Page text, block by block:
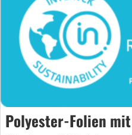
Polyester-Folien